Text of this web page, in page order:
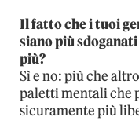
Il fatto che i tuoi
siano più
più?
Sì e no: più che
paletti mentali che
sicuramente più